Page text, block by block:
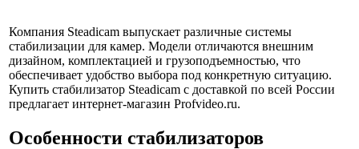
Компания Steadicam выпускает различные системы
стабилизации для камер. Модели отличаются внешним
дизайном, комплектацией и грузоподъемностью, что
обеспечивает удобство выбора под конкретную ситуацию.
Купить стабилизатор Steadicam с доставкой по всей России
предлагает интернет-магазин Profvideo.ru.
Особенности стабилизаторов